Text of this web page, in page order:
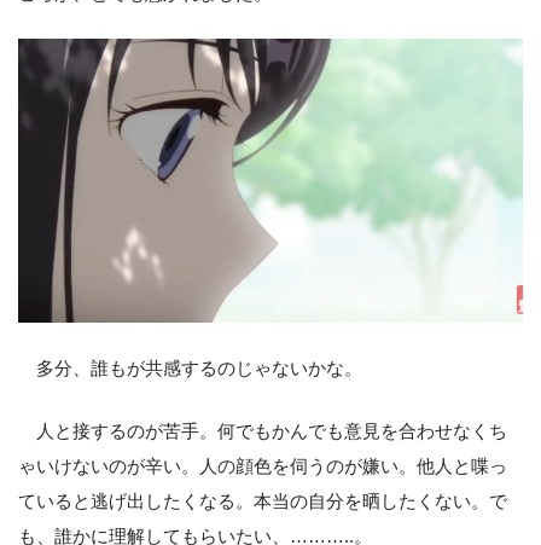
多分、誰もが共感するのじゃないかな。
人と接するのが苦手。何でもかんでも意見を合わせなくち
ゃいけないのが辛い。人の顔色を伺うのが嫌い。他人と喋っ
ていると逃げ出したくなる。本当の自分を晒したくない。で
も、誰かに理解してもらいたい、………..。